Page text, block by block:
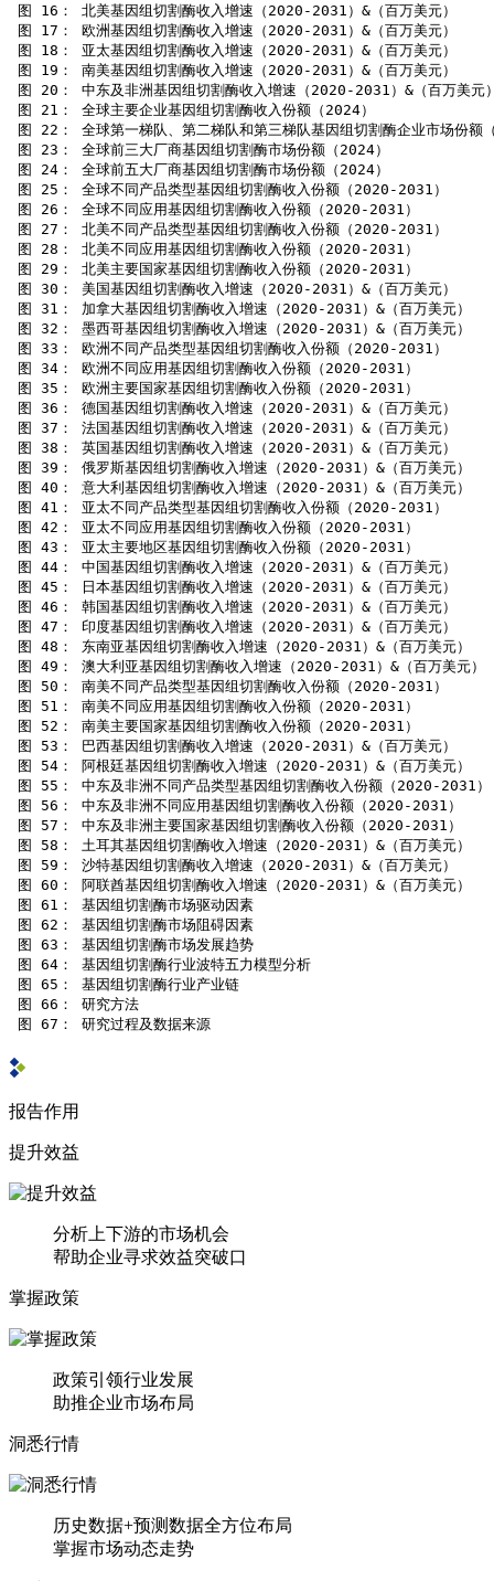
图 16： 北美基因组切割酶收入增速（2020-2031）&（百万美元）
图 17： 欧洲基因组切割酶收入增速（2020-2031）&（百万美元）
图 18： 亚太基因组切割酶收入增速（2020-2031）&（百万美元）
图 19： 南美基因组切割酶收入增速（2020-2031）&（百万美元）
图 20： 中东及非洲基因组切割酶收入增速（2020-2031）&（百万美元
图 21： 全球主要企业基因组切割酶收入份额（2024）
图 22： 全球第一梯队、第二梯队和第三梯队基因组切割酶企业市场份额
图 23： 全球前三大厂商基因组切割酶市场份额（2024）
图 24： 全球前五大厂商基因组切割酶市场份额（2024）
图 25： 全球不同产品类型基因组切割酶收入份额（2020-2031）
图 26： 全球不同应用基因组切割酶收入份额（2020-2031）
图 27： 北美不同产品类型基因组切割酶收入份额（2020-2031）
图 28： 北美不同应用基因组切割酶收入份额（2020-2031）
图 29： 北美主要国家基因组切割酶收入份额（2020-2031）
图 30： 美国基因组切割酶收入增速（2020-2031）&（百万美元）
图 31： 加拿大基因组切割酶收入增速（2020-2031）&（百万美元）
图 32： 墨西哥基因组切割酶收入增速（2020-2031）&（百万美元）
图 33： 欧洲不同产品类型基因组切割酶收入份额（2020-2031）
图 34： 欧洲不同应用基因组切割酶收入份额（2020-2031）
图 35： 欧洲主要国家基因组切割酶收入份额（2020-2031）
图 36： 德国基因组切割酶收入增速（2020-2031）&（百万美元）
图 37： 法国基因组切割酶收入增速（2020-2031）&（百万美元）
图 38： 英国基因组切割酶收入增速（2020-2031）&（百万美元）
图 39： 俄罗斯基因组切割酶收入增速（2020-2031）&（百万美元）
图 40： 意大利基因组切割酶收入增速（2020-2031）&（百万美元）
图 41： 亚太不同产品类型基因组切割酶收入份额（2020-2031）
图 42： 亚太不同应用基因组切割酶收入份额（2020-2031）
图 43： 亚太主要地区基因组切割酶收入份额（2020-2031）
图 44： 中国基因组切割酶收入增速（2020-2031）&（百万美元）
图 45： 日本基因组切割酶收入增速（2020-2031）&（百万美元）
图 46： 韩国基因组切割酶收入增速（2020-2031）&（百万美元）
图 47： 印度基因组切割酶收入增速（2020-2031）&（百万美元）
图 48： 东南亚基因组切割酶收入增速（2020-2031）&（百万美元）
图 49： 澳大利亚基因组切割酶收入增速（2020-2031）&（百万美元）
图 50： 南美不同产品类型基因组切割酶收入份额（2020-2031）
图 51： 南美不同应用基因组切割酶收入份额（2020-2031）
图 52： 南美主要国家基因组切割酶收入份额（2020-2031）
图 53： 巴西基因组切割酶收入增速（2020-2031）&（百万美元）
图 54： 阿根廷基因组切割酶收入增速（2020-2031）&（百万美元）
图 55： 中东及非洲不同产品类型基因组切割酶收入份额（2020-2031）
图 56： 中东及非洲不同应用基因组切割酶收入份额（2020-2031）
图 57： 中东及非洲主要国家基因组切割酶收入份额（2020-2031）
图 58： 土耳其基因组切割酶收入增速（2020-2031）&（百万美元）
图 59： 沙特基因组切割酶收入增速（2020-2031）&（百万美元）
图 60： 阿联酋基因组切割酶收入增速（2020-2031）&（百万美元）
图 61： 基因组切割酶市场驱动因素
图 62： 基因组切割酶市场阻碍因素
图 63： 基因组切割酶市场发展趋势
图 64： 基因组切割酶行业波特五力模型分析
图 65： 基因组切割酶行业产业链
图 66： 研究方法
报告作用
提升效益
分析上下游的市场机会
帮助企业寻求效益突破口
掌握政策
政策引领行业发展
助推企业市场布局
洞悉行情
历史数据+预测数据全方位布局
掌握市场动态走势